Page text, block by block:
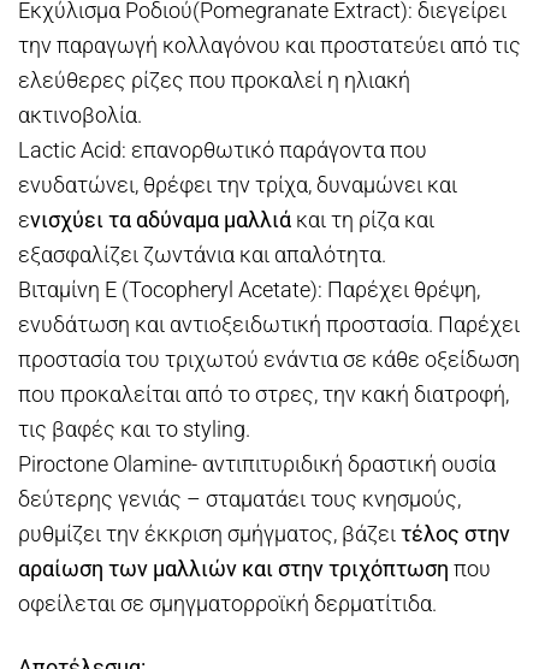
Εκχύλισμα Ροδιού(Pomegranate Extract): διεγείρει
την παραγωγή κολλαγόνου και προστατεύει από τις
ελεύθερες ρίζες που προκαλεί η ηλιακή
ακτινοβολία.
Lactic Acid: επανορθωτικό παράγοντα που
ενυδατώνει, θρέφει την τρίχα, δυναμώνει και
ενισχύει τα αδύναμα μαλλιά και τη ρίζα και
εξασφαλίζει ζωντάνια και απαλότητα.
Βιταμίνη Ε (Tocopheryl Acetate): Παρέχει θρέψη,
ενυδάτωση και αντιοξειδωτική προστασία. Παρέχει
προστασία του τριχωτού ενάντια σε κάθε οξείδωση
που προκαλείται από το στρες, την κακή διατροφή,
τις βαφές και το styling.
Piroctone Olamine- αντιπιτυριδική δραστική ουσία
δεύτερης γενιάς – σταματάει τους κνησμούς,
ρυθμίζει την έκκριση σμήγματος, βάζει τέλος στην
αραίωση των μαλλιών και στην τριχόπτωση που
οφείλεται σε σμηγματορροϊκή δερματίτιδα.